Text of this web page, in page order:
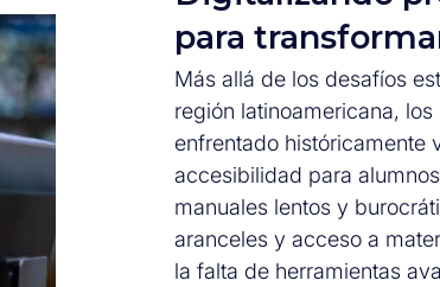
para
Más allá de los desafíos
región latinoamericana,
enfrentado históricamente
accesibilidad para
manuales lentos y
aranceles y acceso a
la falta de herramientas